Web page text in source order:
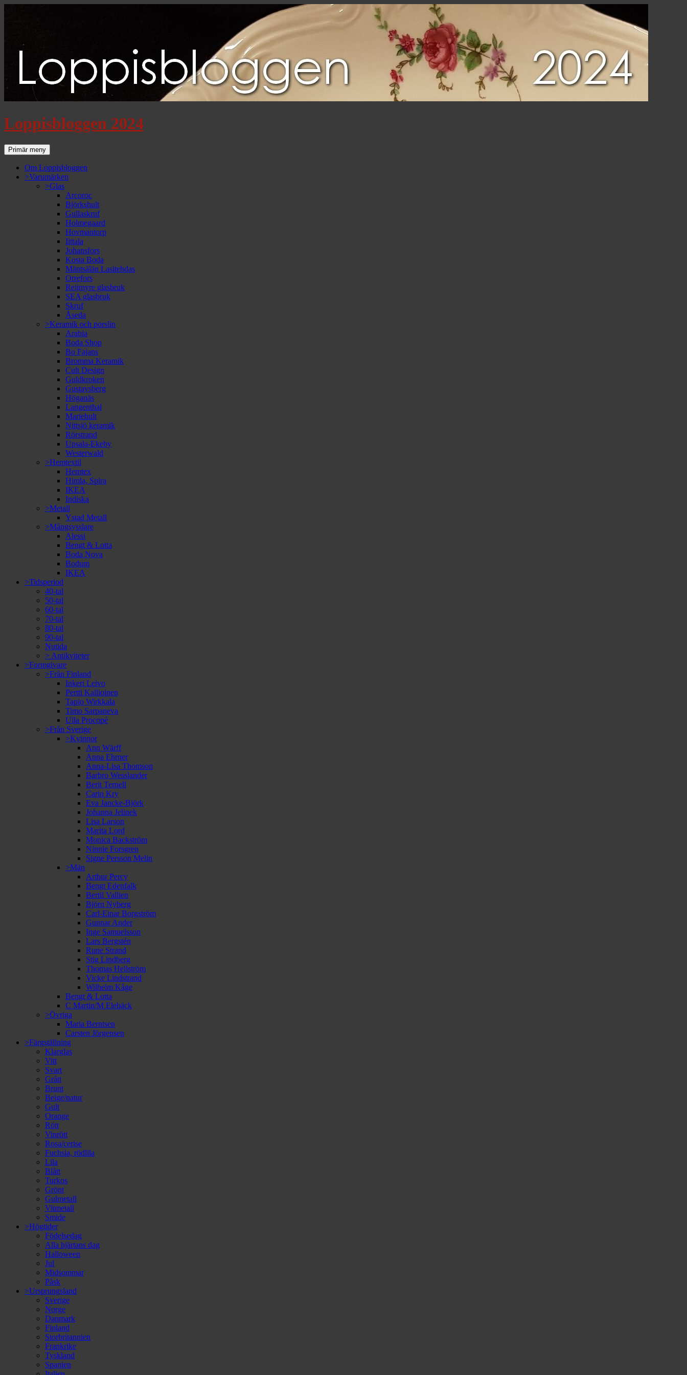
Loppisbloggen 2024
SökPrimär meny
till
innehåll
Om Loppisbloggen
>Varumärken
>Glas
Arcoroc
Björkshult
Gullaskruf
Holmegaard
Hovmantorp
Iittala
Johansfors
Kosta Boda
Mäntsälän Lasitehdas
Orrefors
Reijmyre glasbruk
SEA glasbruk
Skruf
Åseda
>Keramik och porslin
Arabia
Boda Shop
Bo Fajans
Bromma Keramik
Cult Design
Guldkroken
Gustavsberg
Höganäs
Langenthal
Mariehult
Nittsjö keramik
Rörstrand
Upsala-Ekeby
Westerwald
>Hemtextil
Hemtex
Himla, Spira
IKEA
Indiska
>Metall
Ystad Metall
>Mångsysslare
Alessi
Bengt & Lotta
Boda Nova
Bodum
IKEA
>Tidsperiod
40-tal
50-tal
60-tal
70-tal
80-tal
90-tal
Nutida
> Antikviteter
>Formgivare
>Från Finland
Inkeri Leivo
Pertti Kallioinen
Tapio Wirkkala
Timo Sarpaneva
Ulla Procopé
>Från Sverige
>Kvinnor
Ann Wärff
Anna Ehrner
Anna-Lisa Thomson
Barbro Wesslander
Berit Ternell
Carin Kry
Eva Jancke-Björk
Johanna Jelinek
Lisa Larson
Marita Lord
Monica Backström
Ninnie Forsgren
Signe Persson Melin
>Män
Arthur Percy
Bengt Edenfalk
Bertil Vallien
Björn Nyberg
Carl-Einar Borgström
Gunnar Ander
Inge Samuelsson
Lars Bergstén
Rune Strand
Stig Lindberg
Thomas Hellström
Vicke Lindstrand
Wilhelm Kåge
Bengt & Lotta
C Martin/M Elebäck
>Övriga
Maria Berntsen
Carsten Jörgensen
>Färgställning
Klarglas
Vitt
Svart
Grått
Brunt
Beige/natur
Gult
Orange
Rött
Vinrött
Rosa/cerise
Fuchsia, rödlila
Lila
Blått
Turkos
Grönt
Gulmetall
Vitmetall
Smide
>Högtider
Födelsedag
Alla hjärtans dag
Halloween
Jul
Midsommar
Påsk
>Ursprungsland
Sverige
Norge
Danmark
Finland
Storbritannien
Frankrike
Tyskland
Spanien